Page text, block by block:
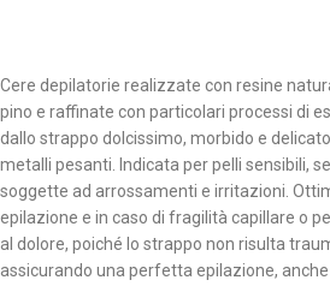
Cere depilatorie realizzate con resine
pino e raffinate con particolari processi di
dallo strappo dolcissimo, morbido e
metalli pesanti. Indicata per pelli sensibili,
soggette ad arrossamenti e irritazioni.
epilazione e in caso di fragilità capillare o
al dolore, poiché lo strappo non risulta
assicurando una perfetta epilazione,